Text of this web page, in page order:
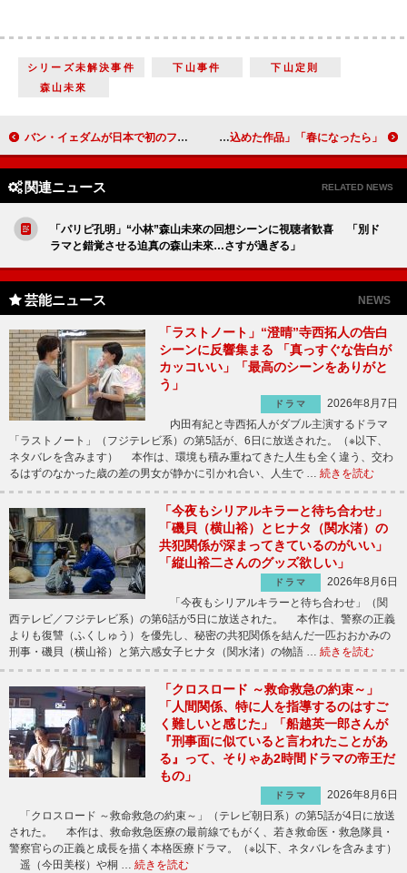
シリーズ未解決事件 下山事件
下山定則
森山未來
バン・イェダムが日本で初のファンミーティングを開催 「春になったら」2つの式と“雅彦”木梨憲武の最期に視聴者涙 「悲しみではなく“伝える”“残す”を込めた作品」
関連ニュース RELATED NEWS
「パリピ孔明」“小林”森山未來の回想シーンに視聴者歓喜 「別ド
ラマと錯覚させる迫真の森山未來…さすが過ぎる」
芸能ニュース NEWS
「ラストノート」“澄晴”寺西拓人の告白
シーンに反響集まる 「真っすぐな告白が
カッコいい」「最高のシーンをありがと
う」
ドラマ
2026年8月7日
内田有紀と寺西拓人がダブル主演するドラマ
「ラストノート」（フジテレビ系）の第5話が、6日に放送された。（※以下、
ネタバレを含みます） 本作は、環境も積み重ねてきた人生も全く違う、交わ
るはずのなかった歳の差の男女が静かに引かれ合い、人生で … 続きを読む
「今夜もシリアルキラーと待ち合わせ」
「磯貝（横山裕）とヒナタ（関水渚）の
共犯関係が深まってきているのがいい」
「縦山裕二さんのグッズ欲しい」
ドラマ
2026年8月6日
「今夜もシリアルキラーと待ち合わせ」（関
西テレビ／フジテレビ系）の第6話が5日に放送された。 本作は、警察の正義
よりも復讐（ふくしゅう）を優先し、秘密の共犯関係を結んだ一匹おおかみの
刑事・磯貝（横山裕）と第六感女子ヒナタ（関水渚）の物語 … 続きを読む
「クロスロード ～救命救急の約束～」
「人間関係、特に人を指導するのはすご
く難しいと感じた」「船越英一郎さんが
『刑事面に似ていると言われたことがあ
る』って、そりゃあ2時間ドラマの帝王だ
もの」
ドラマ
2026年8月6日
「クロスロード ～救命救急の約束～」（テレビ朝日系）の第5話が4日に放送
された。 本作は、救命救急医療の最前線でもがく、若き救命医・救急隊員・
警察官らの正義と成長を描く本格医療ドラマ。（※以下、ネタバレを含みます）
遥（今田美桜）や桐 … 続きを読む